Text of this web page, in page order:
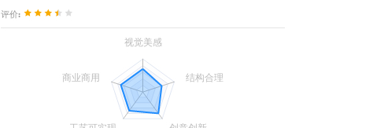
评价: